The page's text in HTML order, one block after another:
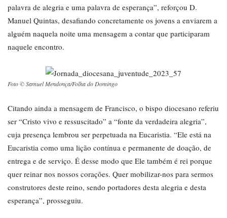
palavra de alegria e uma palavra de esperança”, reforçou D.
Manuel Quintas, desafiando concretamente os jovens a enviarem a
alguém naquela noite uma mensagem a contar que participaram
naquele encontro.
Foto © Samuel Mendonça/Folha do Domingo
Citando ainda a mensagem de Francisco, o bispo diocesano referiu
ser “Cristo vivo e ressuscitado” a “fonte da verdadeira alegria”,
cuja presença lembrou ser perpetuada na Eucaristia. “Ele está na
Eucaristia como uma lição contínua e permanente de doação, de
entrega e de serviço. É desse modo que Ele também é rei porque
quer reinar nos nossos corações. Quer mobilizar-nos para sermos
construtores deste reino, sendo portadores desta alegria e desta
esperança”, prosseguiu.